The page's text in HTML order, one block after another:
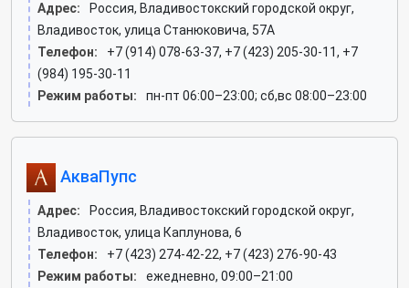
Адрес:
Россия, Владивостокский городской округ,
Владивосток, улица Станюковича, 57А
Телефон:
+7 (914) 078-63-37, +7 (423) 205-30-11, +7
(984) 195-30-11
Режим работы:
пн-пт 06:00–23:00; сб,вс 08:00–23:00
АкваПупс
Адрес:
Россия, Владивостокский городской округ,
Владивосток, улица Каплунова, 6
Телефон:
+7 (423) 274-42-22, +7 (423) 276-90-43
Режим работы:
ежедневно, 09:00–21:00